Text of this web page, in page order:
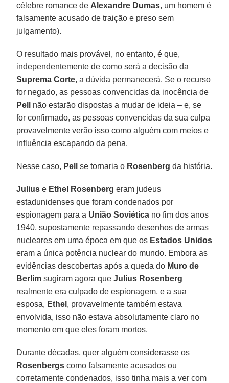
célebre romance de Alexandre Dumas, um homem é
falsamente acusado de traição e preso sem
julgamento).
O resultado mais provável, no entanto, é que,
independentemente de como será a decisão da
Suprema Corte, a dúvida permanecerá. Se o recurso
for negado, as pessoas convencidas da inocência de
Pell
não estarão dispostas a mudar de ideia – e, se
for confirmado, as pessoas convencidas da sua culpa
provavelmente verão isso como alguém com meios e
influência escapando da pena.
Nesse caso, Pell se tornaria o Rosenberg da história.
Julius e Ethel Rosenberg eram judeus
estadunidenses que foram condenados por
espionagem para a União Soviética no fim dos anos
1940, supostamente repassando desenhos de armas
nucleares em uma época em que os Estados Unidos
eram a única potência nuclear do mundo. Embora as
evidências descobertas após a queda do Muro de
Berlim sugiram agora queJulius Rosenberg
realmente era culpado de espionagem, e a sua
esposa, Ethel , provavelmente também estava
envolvida, isso não estava absolutamente claro no
momento em que eles foram mortos.
Durante décadas, quer alguém considerasse os
Rosenbergs como falsamente acusados ou
corretamente condenados, isso tinha mais a ver com